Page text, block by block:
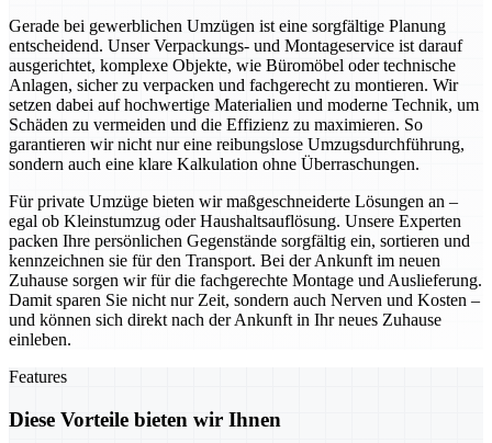
Gerade bei gewerblichen Umzügen ist eine sorgfältige Planung
entscheidend. Unser Verpackungs- und Montageservice ist darauf
ausgerichtet, komplexe Objekte, wie Büromöbel oder technische
Anlagen, sicher zu verpacken und fachgerecht zu montieren. Wir
setzen dabei auf hochwertige Materialien und moderne Technik, um
Schäden zu vermeiden und die Effizienz zu maximieren. So
garantieren wir nicht nur eine reibungslose Umzugsdurchführung,
sondern auch eine klare Kalkulation ohne Überraschungen.
Für private Umzüge bieten wir maßgeschneiderte Lösungen an –
egal ob Kleinstumzug oder Haushaltsauflösung. Unsere Experten
packen Ihre persönlichen Gegenstände sorgfältig ein, sortieren und
kennzeichnen sie für den Transport. Bei der Ankunft im neuen
Zuhause sorgen wir für die fachgerechte Montage und Auslieferung.
Damit sparen Sie nicht nur Zeit, sondern auch Nerven und Kosten –
und können sich direkt nach der Ankunft in Ihr neues Zuhause
einleben.
Features
Diese Vorteile bieten wir Ihnen